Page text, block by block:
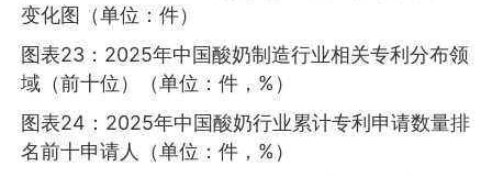
变化图（单位：件）
图表23：2025年中国酸奶制造行业相关专利分布领
域（前十位）（单位：件，%）
图表24：2025年中国酸奶行业累计专利申请数量排
名前十申请人（单位：件，%）